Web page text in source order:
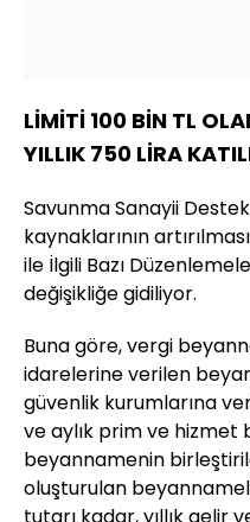
LİMİTİ 100 BİN TL
YILLIK 750 LİRA
Savunma Sanayii
kaynaklarının
ile İlgili Bazı
değişikliğe gidiliyor.
Buna göre, vergi
idarelerine verilen
güvenlik kurumlarına
ve aylık prim ve hizmet
beyannamenin
oluşturulan